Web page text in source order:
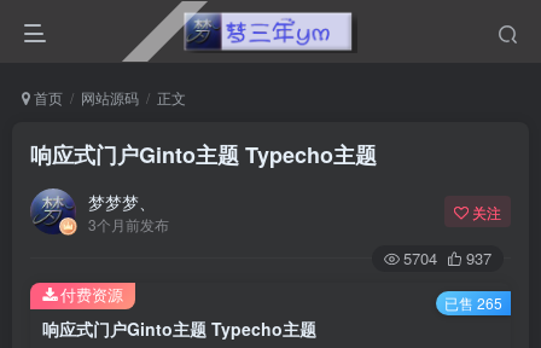
首页 网站源码 正文
响应式门户Ginto主题 Typecho主题
梦梦梦、
3个月前发布
关注
5704 937
响应式门户Ginto主题 Typecho主题
付费资源 已售 265